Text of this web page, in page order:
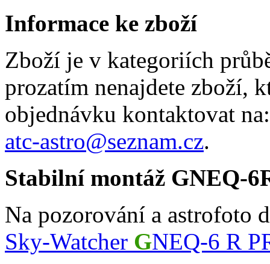
Informace ke zboží
Zboží je v kategoriích
prozatím nenajdete zboží,
objednávku kontaktovat na:
atc-astro@seznam.cz.
Stabilní montáž GNEQ-
Na pozorování a astrofoto
Sky-Watcher GNEQ-6 R